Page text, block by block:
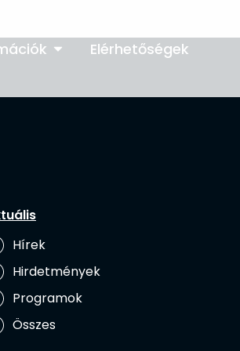
Elérhetőségek
Hírek
Hirdetmények
Programok
Összes